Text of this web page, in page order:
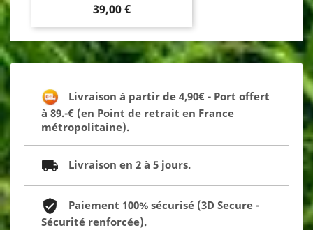
Prix
39,00 €
Livraison à partir de 4,90€ - Port offert
à 89.-€ (en Point de retrait en France
métropolitaine).
Livraison en 2 à 5 jours.
Paiement 100% sécurisé (3D Secure -
Sécurité renforcée).